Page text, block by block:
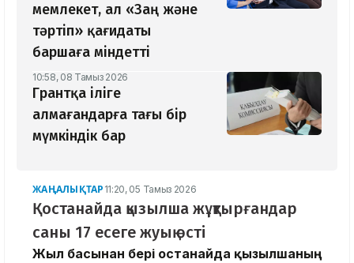
мемлекет, ал «Заң және
тәртіп» қағидаты
баршаға міндетті
10:58, 08 Тамыз 2026
Грантқа іліге
алмағандарға тағы бір
мүмкіндік бар
ЖАҢАЛЫҚТАР 11:20, 05 Тамыз 2026
Қостанайда қызылша жұқтырғандар
саны 17 есеге жуық өсті
Жыл басынан бері Қостанайда қызылшаның